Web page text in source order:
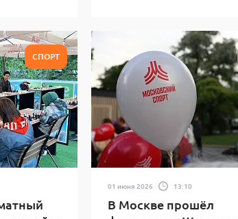
СПОРТ
01 июня 2026 13:10
В Москве прошёл